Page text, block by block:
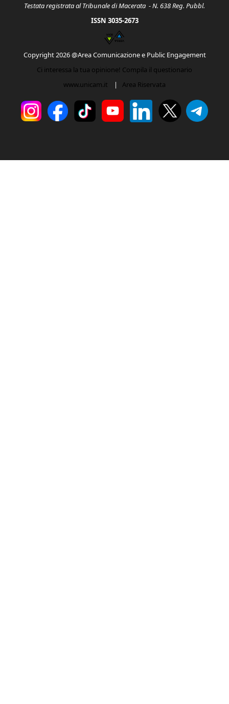
Testata registrata al Tribunale di Macerata - N. 638 Reg. Pubbl.
ISSN 3035-2673
Copyright 2026 @Area Comunicazione e Public Engagement
Ci interessa la tua opinione! Compila il questionario
www.unicam.it | Area Riservata